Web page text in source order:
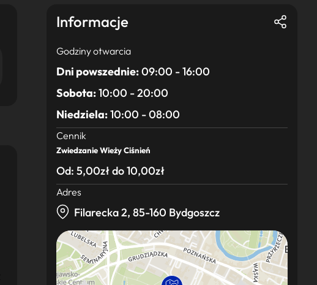
Informacje
Godziny otwarcia
Dni powszednie:09:00 - 16:00
Sobota:10:00 - 20:00
Niedziela:10:00 - 08:00
Cennik
Zwiedzanie Wieży Ciśnień
Od: 5,00zł do 10,00zł
Adres
Filarecka 2, 85-160 Bydgoszcz